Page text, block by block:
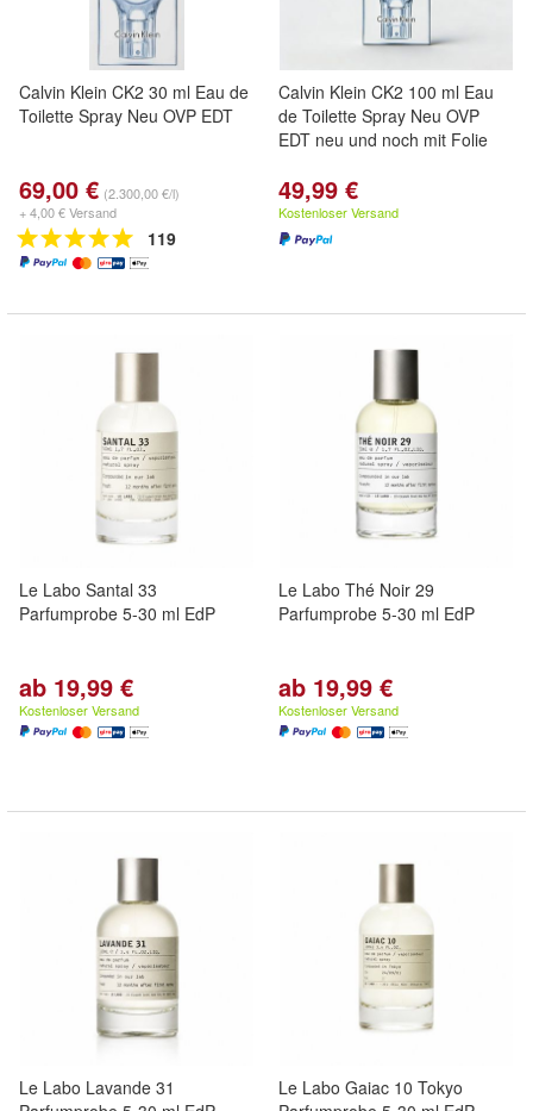
Calvin Klein CK2 30 ml Eau de
Toilette Spray Neu OVP EDT
69,00 € (2.300,00 €/l)
+ 4,00 € Versand
119
Calvin Klein CK2 100 ml Eau
de Toilette Spray Neu OVP
EDT neu und noch mit Folie
49,99 €
Kostenloser Versand
Le Labo Santal 33
Parfumprobe 5-30 ml EdP
ab 19,99 €
Kostenloser Versand
Le Labo Thé Noir 29
Parfumprobe 5-30 ml EdP
ab 19,99 €
Kostenloser Versand
Le Labo Lavande 31
Le Labo Gaiac 10 Tokyo